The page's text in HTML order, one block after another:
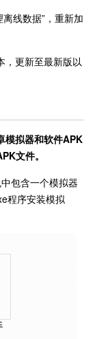
线数据”，重新加
，更新至最新版以
模拟器和软件APK
文件。
包含一个模拟器
程序安装模拟